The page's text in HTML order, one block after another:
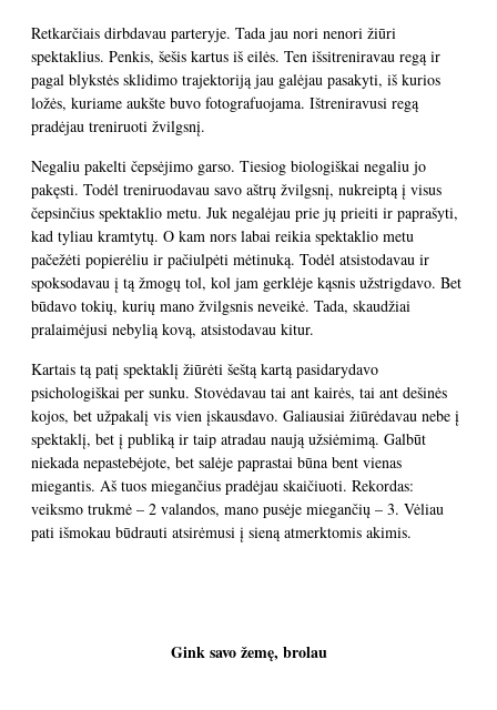
Retkarčiais dirbdavau parteryje. Tada jau nori nenori žiūri
spektaklius. Penkis, šešis kartus iš eilės. Ten išsitreniravau regą ir
pagal blykstės sklidimo trajektoriją jau galėjau pasakyti, iš kurios
ložės, kuriame aukšte buvo fotografuojama. Ištreniravusi regą
pradėjau treniruoti žvilgsnį.
Negaliu pakelti čepsėjimo garso. Tiesiog biologiškai negaliu jo
pakęsti. Todėl treniruodavau savo aštrų žvilgsnį, nukreiptą į visus
čepsinčius spektaklio metu. Juk negalėjau prie jų prieiti ir paprašyti,
kad tyliau kramtytų. O kam nors labai reikia spektaklio metu
pačežėti popierėliu ir pačiulpėti mėtinuką. Todėl atsistodavau ir
spoksodavau į tą žmogų tol, kol jam gerklėje kąsnis užstrigdavo. Bet
būdavo tokių, kurių mano žvilgsnis neveikė. Tada, skaudžiai
pralaimėjusi nebylią kovą, atsistodavau kitur.
Kartais tą patį spektaklį žiūrėti šeštą kartą pasidarydavo
psichologiškai per sunku. Stovėdavau tai ant kairės, tai ant dešinės
kojos, bet užpakalį vis vien įskausdavo. Galiausiai žiūrėdavau nebe į
spektaklį, bet į publiką ir taip atradau naują užsiėmimą. Galbūt
niekada nepastebėjote, bet salėje paprastai būna bent vienas
miegantis. Aš tuos miegančius pradėjau skaičiuoti. Rekordas:
veiksmo trukmė – 2 valandos, mano pusėje miegančių – 3. Vėliau
pati išmokau būdrauti atsirėmusi į sieną atmerktomis akimis.
Gink savo žemę, brolau